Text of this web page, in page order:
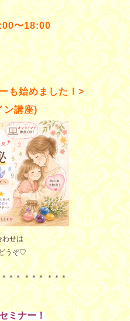
〜18:00
も始めました！>
ン講座)
わせは
うぞ♡
＊＊ ＊＊＊ ＊＊＊
ミナー！